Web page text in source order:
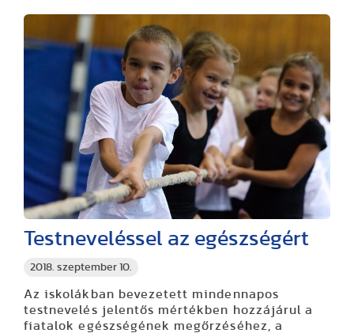
2018. szeptember 10.
Testneveléssel az egészségért
Az iskolákban bevezetett mindennapos
testnevelés jelentős mértékben hozzájárul a
fiatalok egészségének megőrzéséhez, a